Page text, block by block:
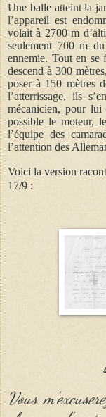
Une balle atteint la
l’appareil est
volait à 2700 m
seulement 700 m
ennemie. Tout en se
descend à 300
poser à 150 mètres
l’atterrissage, ils
mécanicien, pour lui
possible le moteur,
l’équipe des
l’attention des
Voici la version
17/9 :
Vous